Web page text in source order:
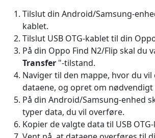
Tilslut din Android/Samsung-
kablet.
Tilslut USB OTG-kablet til din
På din Oppo Find N2/Flip skal du
Transfer "-tilstand.
Naviger til den mappe, hvor du
dataene, og opret om nødvendigt
På din Android/Samsung-enhed
typer data, du vil overføre.
Kopier de valgte data til USB